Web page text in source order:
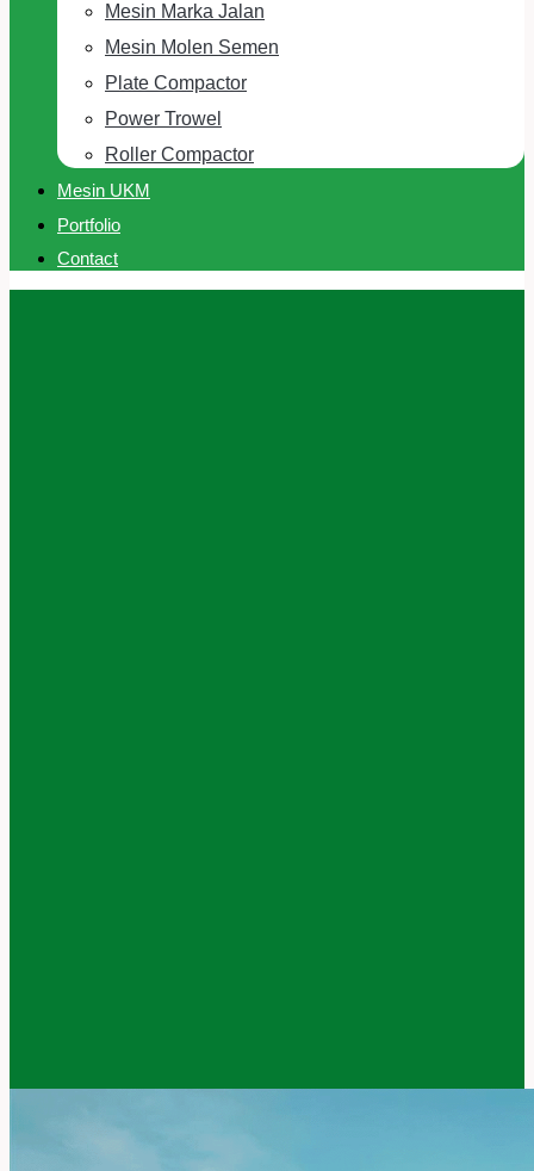
Mesin Marka Jalan
Mesin Molen Semen
Plate Compactor
Power Trowel
Roller Compactor
Mesin UKM
Portfolio
Contact